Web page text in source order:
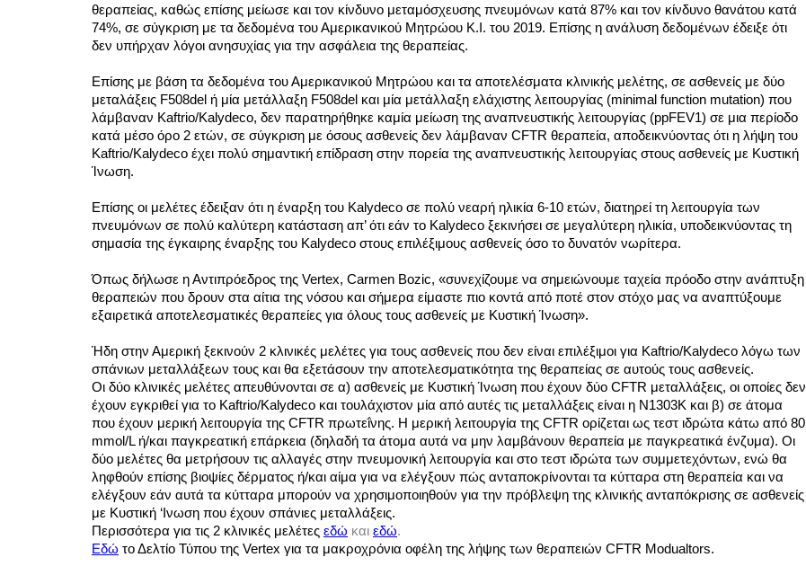
θεραπείας, καθώς επίσης μείωσε και τον κίνδυνο μεταμόσχευσης πνευμόνων κατά 87% και τον κίνδυνο θανάτου κατά
74%, σε σύγκριση με τα δεδομένα του Αμερικανικού Μητρώου Κ.Ι. του 2019. Επίσης η ανάλυση δεδομένων έδειξε ότι
δεν υπήρχαν λόγοι ανησυχίας για την ασφάλεια της θεραπείας.
Επίσης με βάση τα δεδομένα του Αμερικανικού Μητρώου και τα αποτελέσματα κλινικής μελέτης, σε ασθενείς με δύο
μεταλάξεις F508del ή μία μετάλλαξη F508del και μία μετάλλαξη ελάχιστης λειτουργίας (minimal function mutation) που
λάμβαναν Kaftrio/Kalydeco, δεν παρατηρήθηκε καμία μείωση της αναπνευστικής λειτουργίας (ppFEV1) σε μια περίοδο
κατά μέσο όρο 2 ετών, σε σύγκριση με όσους ασθενείς δεν λάμβαναν CFTR θεραπεία, αποδεικνύοντας ότι η λήψη του
Kaftrio/Kalydeco έχει πολύ σημαντική επίδραση στην πορεία της αναπνευστικής λειτουργίας στους ασθενείς με Κυστική
Ίνωση.
Επίσης οι μελέτες έδειξαν ότι η έναρξη του Kalydeco σε πολύ νεαρή ηλικία 6-10 ετών, διατηρεί τη λειτουργία των
πνευμόνων σε πολύ καλύτερη κατάσταση απ’ ότι εάν το Kalydeco ξεκινήσει σε μεγαλύτερη ηλικία, υποδεικνύοντας τη
σημασία της έγκαιρης έναρξης του Kalydeco στους επιλέξιμους ασθενείς όσο το δυνατόν νωρίτερα.
Όπως δήλωσε η Αντιπρόεδρος της Vertex, Carmen Bozic, «συνεχίζουμε να σημειώνουμε ταχεία πρόοδο στην ανάπτυξη
θεραπειών που δρουν στα αίτια της νόσου και σήμερα είμαστε πιο κοντά από ποτέ στον στόχο μας να αναπτύξουμε
εξαιρετικά αποτελεσματικές θεραπείες για όλους τους ασθενείς με Κυστική Ίνωση».
Ήδη στην Αμερική ξεκινούν 2 κλινικές μελέτες για τους ασθενείς που δεν είναι επιλέξιμοι για Kaftrio/Kalydeco λόγω των
σπάνιων μεταλλάξεων τους και θα εξετάσουν την αποτελεσματικότητα της θεραπείας σε αυτούς τους ασθενείς.
Οι δύο κλινικές μελέτες απευθύνονται σε α) ασθενείς με Κυστική Ίνωση που έχουν δύο CFTR μεταλλάξεις, οι οποίες δεν
έχουν εγκριθεί για το Kaftrio/Kalydeco και τουλάχιστον μία από αυτές τις μεταλλάξεις είναι η N1303K και β) σε άτομα
που έχουν μερική λειτουργία της CFTR πρωτεΐνης. Η μερική λειτουργία της CFTR oρίζεται ως τεστ ιδρώτα κάτω από 80
mmol/L ή/και παγκρεατική επάρκεια (δηλαδή τα άτομα αυτά να μην λαμβάνουν θεραπεία με παγκρεατικά ένζυμα). Οι
δύο μελέτες θα μετρήσουν τις αλλαγές στην πνευμονική λειτουργία και στο τεστ ιδρώτα των συμμετεχόντων, ενώ θα
ληφθούν επίσης βιοψίες δέρματος ή/και αίμα για να ελέγξουν πώς ανταποκρίνονται τα κύτταρα στη θεραπεία και να
ελέγξουν εάν αυτά τα κύτταρα μπορούν να χρησιμοποιηθούν για την πρόβλεψη της κλινικής ανταπόκρισης σε ασθενείς
με Κυστική ‘Ινωση που έχουν σπάνιες μεταλλάξεις.
Περισσότερα για τις 2 κλινικές μελέτες εδώ και εδώ.
Εδώ το Δελτίο Τύπου της Vertex για τα μακροχρόνια οφέλη της λήψης των θεραπειών CFTR Modualtors.